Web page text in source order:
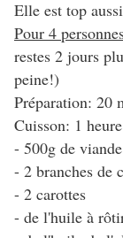
Elle est top
Pour 4
restes 2 jours
peine!)
Préparation: 20
Cuisson: 1
- 500g de
- 2 branches de
- 2 carottes
- de l'huile à